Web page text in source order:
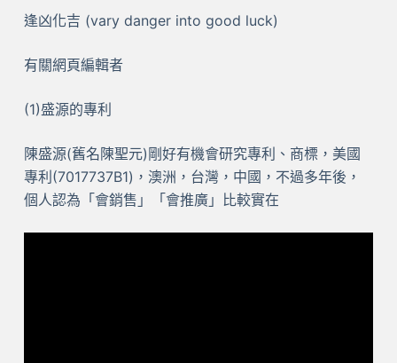
逢凶化吉 (vary danger into good luck)
有關網頁編輯者
(1)盛源的專利
陳盛源(舊名陳聖元)剛好有機會研究專利、商標，美國
專利(7017737B1)，澳洲，台灣，中國，不過多年後，
個人認為「會銷售」「會推廣」比較實在